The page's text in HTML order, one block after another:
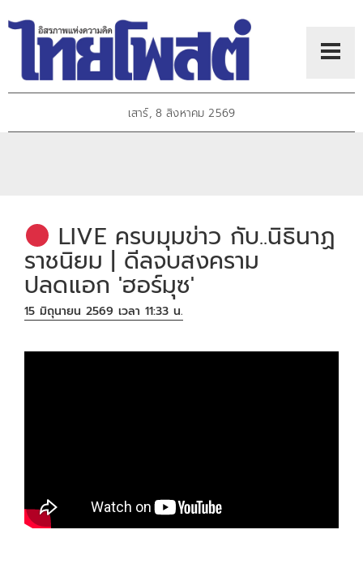
เสาร์, 8 สิงหาคม 2569
LIVE ครบมุมข่าว กับ..นิธินาฏ
ราชนิยม | ดีลจบสงคราม
ปลดแอก 'ฮอร์มุซ'
15 มิถุนายน 2569 เวลา 11:33 น.